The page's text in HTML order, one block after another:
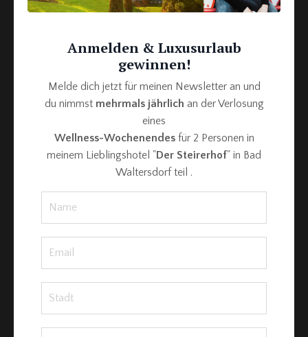
regelmäßig zu sehen.
Im Jahr 2019 produziert der deutsche TV-Sender "NDR" eine
eigene Comedy Sendung für Gernot mit dem Titel „Klamke –
Die Kiosk Comedy“ mit Uschi Glas und Barbara
Schöneberger, in der er in vielen unterschiedlichen Rollen zu
sehen ist. Weiteres feiert er die Premiere im selben Jahr
mit seiner multimedialen Bühnenshow „Vip Vip Hurrraa !!!“ in
Österreich. In diesem von Presse und Publikum gefeierten
Programm, schlüpft er in die Rollen von über 20 nationalen
und internationalen Prominenten. Es folgt ein Witzabend
„Einen hab ich noch“mit Liveband und sein erstes
Weihnachtsprogramm mit Soko-Donau Star Lilian Klebow
Anmelden & Luxusurlaub
gewinnen!
Melde dich jetzt für meinen Newsletter an und
du nimmst mehrmals jährlich an der Verlosung
eines
Wellness-Wochenendesfür 2 Personen in
meinem Lieblingshotel "Der Steirerhof" in Bad
Waltersdorf teil .